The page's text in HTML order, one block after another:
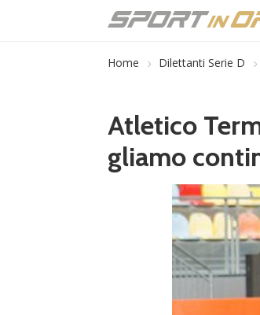
Home Dilettanti Serie D
Atletico
gliamo